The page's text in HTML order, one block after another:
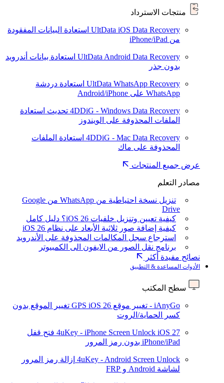
منتجات الاسترداد
UltData iOS Data Recovery استعادة البيانات المفقودة
من iPhone/iPad
UltData Android Data Recovery استعادة بيانات أندرويد
بدون جذر
UltData WhatsApp Recovery استعادة دردشة
WhatsApp على Android/iPhone
4DDiG - Windows Data Recovery تحديث استعادة
الملفات المحذوفة على الويندوز
4DDiG - Mac Data Recovery استعادة الملفات
المحذوفة على ماك
عرض جميع المنتجات
مصادر التعلم
تنزيل نسخة احتياطية من WhatsApp من Google
Drive
كيفية تعيين وتنزيل خلفيات iOS 26؟ دليل كامل
كيفية إضافة صور ثلاثية الأبعاد على نظام iOS 26
استرجاع سجل المكالمات المحذوفة على الأندرويد
برنامج نقل الصور من الايفون الى الكمبيوتر
نصائح مفيدة أكثر
الأدوات المساعدة & التطبيق
سطح المكتب
iAnyGo - تغيير موقع GPS iOS 26
تغيير الموقع بدون
كسر الحماية/الروت
4uKey - iPhone Screen Unlock iOS 27
فتح قفل
iPhone/iPad بدون رمز المرور
4uKey - Android Screen Unlock إزالة رمز المرور
لشاشة Android و FRP